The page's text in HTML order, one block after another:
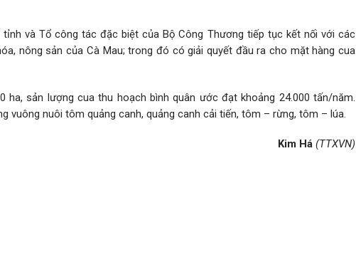
và Tổ công tác đặc biệt của Bộ Công Thương tiếp tục kết nối với các
nông sản của Cà Mau; trong đó có giải quyết đầu ra cho mặt hàng cua
ha, sản lượng cua thu hoạch bình quân ước đạt khoảng 24.000 tấn/năm.
vuông nuôi tôm quảng canh, quảng canh cải tiến, tôm – rừng, tôm – lúa.
Kim Há (TTXVN)